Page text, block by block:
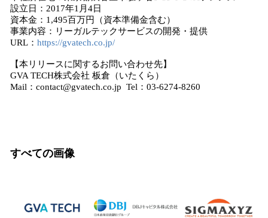
設立日：2017年1月4日
資本金：1,495百万円（資本準備金含む）
事業内容：リーガルテックサービスの開発・提供
URL： https://gvatech.co.jp/
【本リリースに関するお問い合わせ先】
GVA TECH株式会社 板倉（いたくら）
Mail：contact@gvatech.co.jp Tel：03-6274-8260
すべての画像